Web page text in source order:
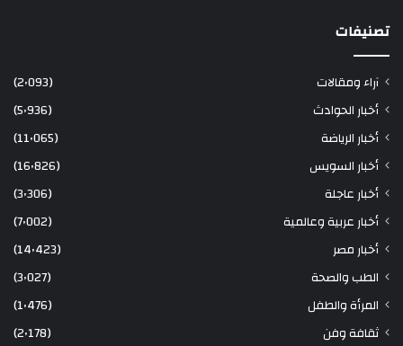
تصنيفات
آراء ومقالات
(2٬093)
أخبار الحوادث
(5٬936)
أخبار الرياضة
(11٬065)
أخبار السويس
(16٬826)
أخبار عاجلة
(3٬306)
أخبار عربية وعالمية
(7٬002)
أخبار مصر
(14٬423)
الطب والصحة
(3٬027)
المرأة والطفل
(1٬476)
ثقافة وفن
(2٬178)